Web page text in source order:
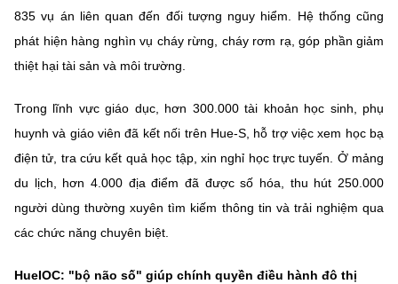
835 vụ án liên quan đến đối tượng nguy hiểm. Hệ thống cũng
phát hiện hàng nghìn vụ cháy rừng, cháy rơm rạ, góp phần giảm
thiệt hại tài sản và môi trường.
Trong lĩnh vực giáo dục, hơn 300.000 tài khoản học sinh, phụ
huynh và giáo viên đã kết nối trên Hue-S, hỗ trợ việc xem học bạ
điện tử, tra cứu kết quả học tập, xin nghỉ học trực tuyến. Ở mảng
du lịch, hơn 4.000 địa điểm đã được số hóa, thu hút 250.000
người dùng thường xuyên tìm kiếm thông tin và trải nghiệm qua
các chức năng chuyên biệt.
HueIOC: "bộ não số" giúp chính quyền điều hành đô thị